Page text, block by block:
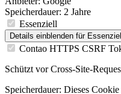
Speicherdauer: 2 Jahre
Essenziell
Details einblenden für
Contao HTTPS CSRF
Schützt vor Cross-Site-
Speicherdauer: Dieses